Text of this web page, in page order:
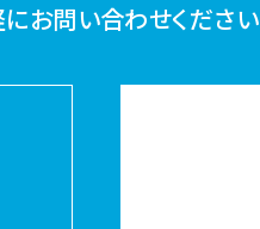
お問い合わせください